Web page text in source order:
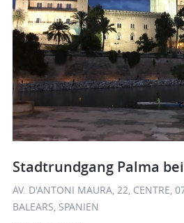
Stadtrundgang Palma
AV. D'ANTONI MAURA, 22, CENTRE,
BALEARS, SPANIEN